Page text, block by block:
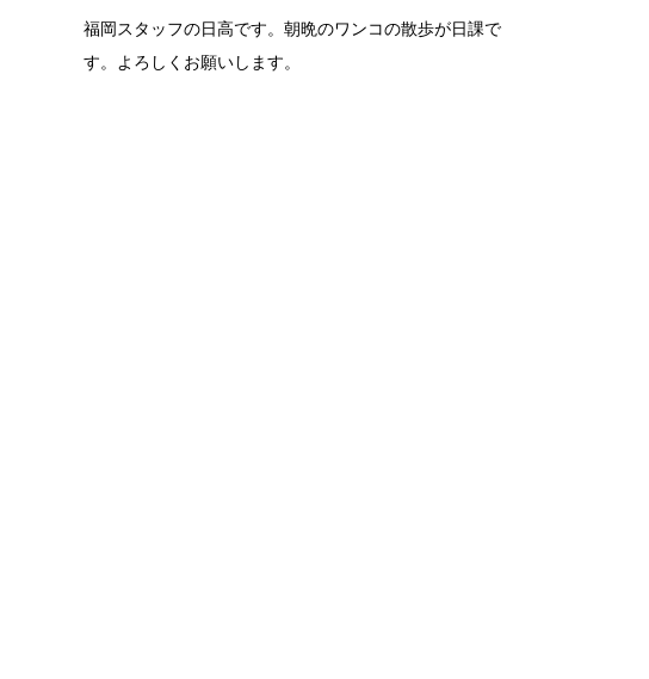
福岡スタッフの日高です。朝晩のワンコの散歩が日課で
す。よろしくお願いします。